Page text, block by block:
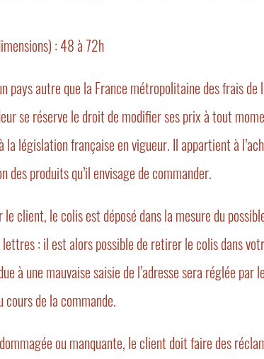
: 48 à 72h
pays autre que la France métropolitaine des frais
se réserve le droit de modifier ses prix à tout
législation française en vigueur. Il appartient à
produits qu’il envisage de commander.
le client, le colis est déposé dans la mesure du
: il est alors possible de retirer le colis dans
à une mauvaise saisie de l’adresse sera réglée
cours de la commande.
ou manquante, le client doit faire des